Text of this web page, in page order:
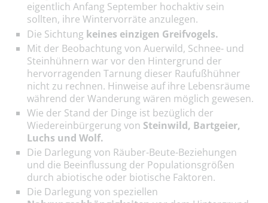
eigentlich Anfang September hochaktiv sein
sollten, ihre Wintervorräte anzulegen.
Die Sichtung keines einzigen Greifvogels.
Mit der Beobachtung von Auerwild, Schnee- und
Steinhühnern war vor den Hintergrund der
hervorragenden Tarnung dieser Raufußhühner
nicht zu rechnen. Hinweise auf ihre Lebensräume
während der Wanderung wären möglich gewesen.
Wie der Stand der Dinge ist bezüglich der
Wiedereinbürgerung von Steinwild, Bartgeier,
Luchs und Wolf.
Die Darlegung von Räuber-Beute-Beziehungen
und die Beeinflussung der Populationsgrößen
durch abiotische oder biotische Faktoren.
Die Darlegung von speziellen